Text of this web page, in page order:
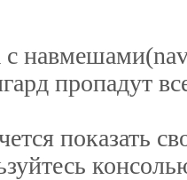
с
пропадут
показать